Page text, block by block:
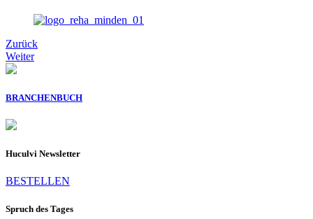
Zurück
Weiter
BRANCHENBUCH
Huculvi Newsletter
BESTELLEN
Spruch des Tages